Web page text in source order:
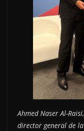
Ahmed Naser Al-
director general de